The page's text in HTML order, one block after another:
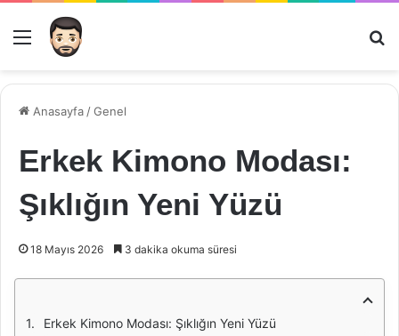
Menü
Anasayfa /Genel
Erkek Kimono Modası:
Şıklığın Yeni Yüzü
18 Mayıs 2026 3 dakika okuma süresi
Erkek Kimono Modası: Şıklığın Yeni Yüzü